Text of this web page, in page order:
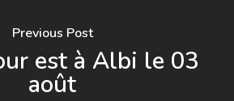
Previous Post
est à Albi le 03
août